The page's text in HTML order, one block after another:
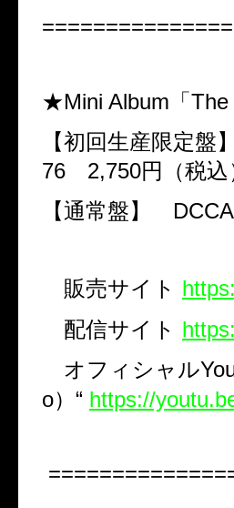
★Mini Album 「 The
【初回生産限定
76
2,750円（税込
【通常盤】
販売サイト
配信サイト
オフィシャル
o）“ https://